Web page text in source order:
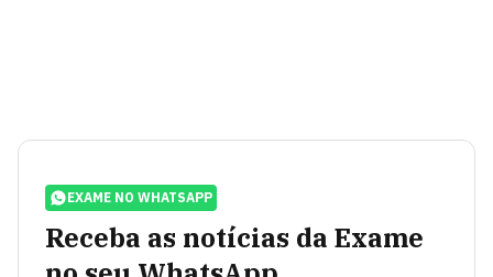
EXAME NO WHATSAPP
Receba as notícias da Exame